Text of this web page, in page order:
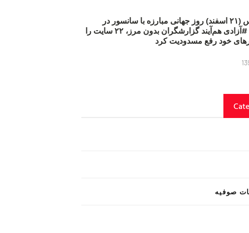
۱۲ مارس (۲۱ اسفند) روز جهانی مبارزه با سانسور در
اینترنت: #آزادی هم‌آیند گزارشگران‌ بدون مرز، ۲۲ سایت را
خود رفع مسدودیت کرد
صوفیه